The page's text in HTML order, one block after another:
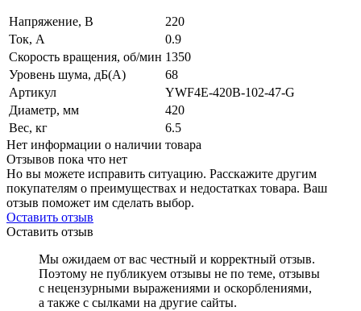
Напряжение, В
220
Ток, А
0.9
Скорость вращения, об/мин 1350
Уровень шума, дБ(А)
68
Артикул
YWF4E-420B-102-47-G
Диаметр, мм
420
Вес, кг
6.5
Нет информации о наличии товара
Отзывов пока что нет
Но вы можете исправить ситуацию. Расскажите другим
покупателям о преимуществах и недостатках товара. Ваш
отзыв поможет им сделать выбор.
Оставить отзыв
Оставить отзыв
Мы ожидаем от вас честный и корректный отзыв.
Поэтому не публикуем отзывы не по теме, отзывы
с нецензурными выражениями и оскорблениями,
а также с сылками на другие сайты.